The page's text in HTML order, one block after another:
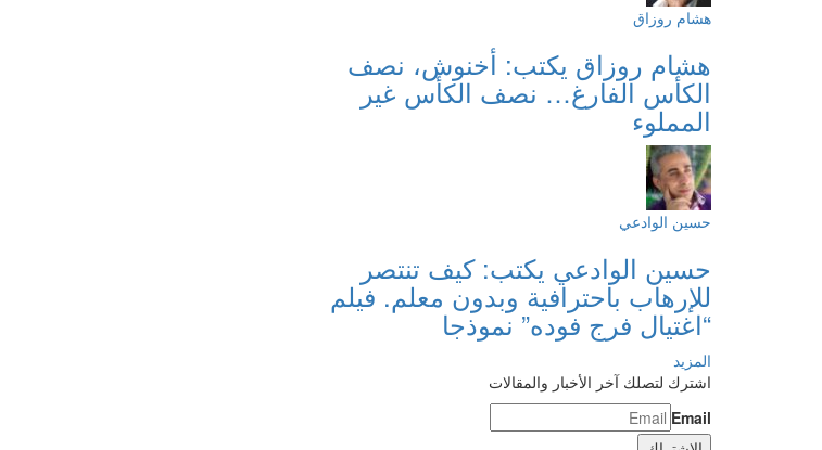
هشام روزاق
هشام روزاق يكتب: أخنوش، نصف
الكأس الفارغ… نصف الكأس غير
المملوء
حسين الوادعي
حسين الوادعي يكتب: كيف تنتصر
للإرهاب باحترافية وبدون معلم. فيلم
“اغتيال فرج فوده” نموذجا
المزيد
اشترك لتصلك آخر الأخبار والمقالات
Email